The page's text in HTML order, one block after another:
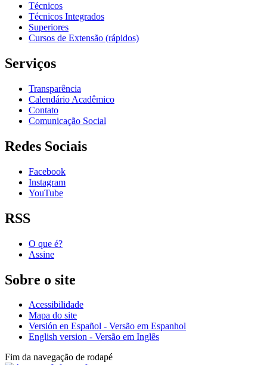
Técnicos
Técnicos Integrados
Superiores
Cursos de Extensão (rápidos)
Serviços
Transparência
Calendário Acadêmico
Contato
Comunicação Social
Redes Sociais
Facebook
Instagram
YouTube
RSS
O que é?
Assine
Sobre o site
Acessibilidade
Mapa do site
Versión en Español - Versão em Espanhol
English version - Versão em Inglês
Fim da navegação de rodapé